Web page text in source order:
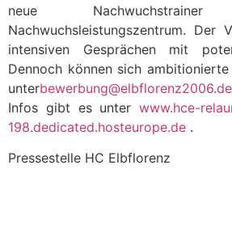
neue
Nachwuchsleistungszentrum. Der
intensiven Gesprächen mit
Dennoch können sich
unterbewerbung@elbflorenz2006.de
Infos gibt es unter www.hce-
198.dedicated.hosteurope.de .
Pressestelle HC Elbflorenz